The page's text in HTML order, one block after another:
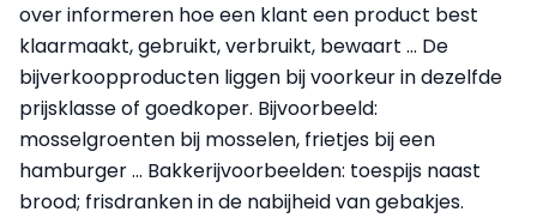
over informeren hoe een klant een product best
klaarmaakt, gebruikt, verbruikt, bewaart ... De
bijverkoopproducten liggen bij voorkeur in dezelfde
prijsklasse of goedkoper. Bijvoorbeeld:
mosselgroenten bij mosselen, frietjes bij een
hamburger … Bakkerijvoorbeelden: toespijs naast
brood; frisdranken in de nabijheid van gebakjes.